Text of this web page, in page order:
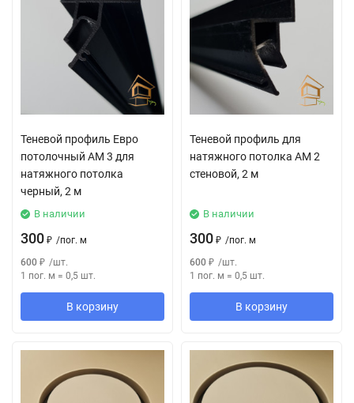
Теневой профиль Евро
потолочный АМ 3 для
натяжного потолка
черный, 2 м
В наличии
300 ₽ /пог. м
600 ₽ /шт.
1 пог. м = 0,5 шт.
В корзину
Теневой профиль для
натяжного потолка АМ 2
стеновой, 2 м
В наличии
300 ₽ /пог. м
600 ₽ /шт.
1 пог. м = 0,5 шт.
В корзину